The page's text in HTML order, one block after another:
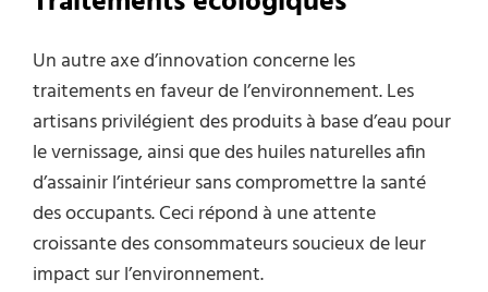
Un autre axe d’innovation concerne les
traitements en faveur de l’environnement. Les
artisans privilégient des produits à base d’eau pour
le vernissage, ainsi que des huiles naturelles afin
d’assainir l’intérieur sans compromettre la santé
des occupants. Ceci répond à une attente
croissante des consommateurs soucieux de leur
impact sur l’environnement.